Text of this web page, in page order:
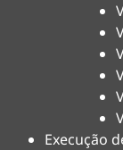
Execução